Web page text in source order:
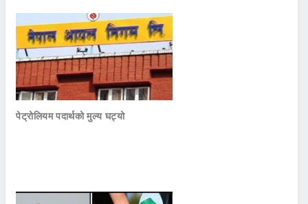
पेट्रोलियम पदार्थको मुल्य घट्यो